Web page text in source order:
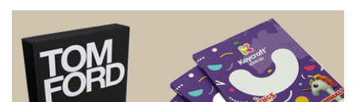
ahşap mandallar, paket süsleri ve zarflar, kurdele çeşitleri,
hediyelerinizi daha gösterişli hale getirecek ürünler
arasında. Hobi aksesuarlarının yanı sıra, çiçekçi bandı, çiçekçi
jelatini, çiçekçi süngeri, sprey boyalar ve tel misinaları bu
kategoride bulabilirsiniz.